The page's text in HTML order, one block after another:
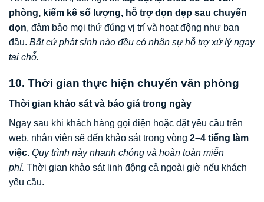
phòng, kiểm kê số lượng, hỗ trợ dọn dẹp sau chuyển
dọn, đảm bảo mọi thứ đúng vị trí và hoạt động như ban
đầu. Bất cứ phát sinh nào đều có nhân sự hỗ trợ xử lý ngay
tại chỗ.
10. Thời gian thực hiện chuyển văn phòng
Thời gian khảo sát và báo giá trong ngày
Ngay sau khi khách hàng gọi điện hoặc đặt yêu cầu trên
web, nhân viên sẽ đến khảo sát trong vòng 2–4 tiếng làm
việc. Quy trình này nhanh chóng và hoàn toàn miễn
phí. Thời gian khảo sát linh động cả ngoài giờ nếu khách
yêu cầu.